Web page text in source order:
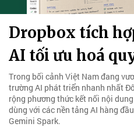
Dropbox tích
AI tối ưu hoá
Trong bối cảnh Việt Nam đang
trường AI phát triển nhanh nhất
rộng phương thức kết nối nội
dùng với các nền tảng AI hàng
Gemini Spark.